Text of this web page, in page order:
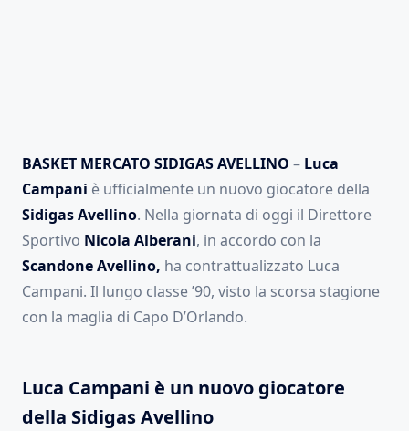
BASKET MERCATO SIDIGAS AVELLINO – Luca
Campani è ufficialmente un nuovo giocatore della
Sidigas Avellino. Nella giornata di oggi il Direttore
Sportivo Nicola Alberani, in accordo con la
Scandone Avellino, ha contrattualizzato Luca
Campani. Il lungo classe ’90, visto la scorsa stagione
con la maglia di Capo D’Orlando.
Luca Campani è un nuovo giocatore
della Sidigas Avellino